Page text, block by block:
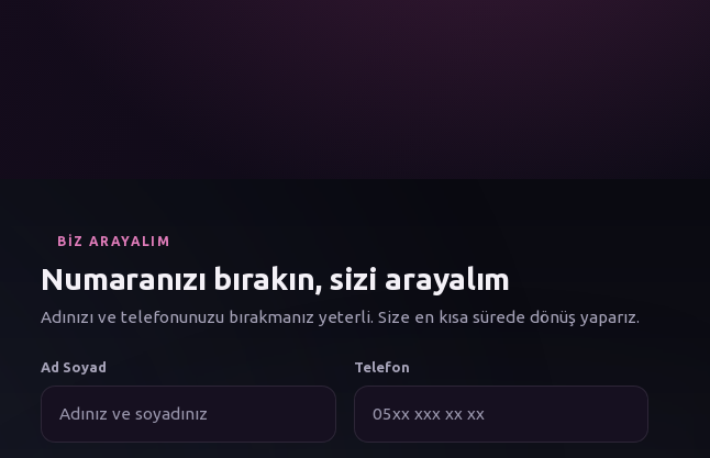
BIZ ARAYALIM
Numaranızı bırakın, sizi arayalım
Adınızı ve telefonunuzu bırakmanız yeterli. Size en kısa sürede dönüş yaparız.
Ad Soyad Telefon